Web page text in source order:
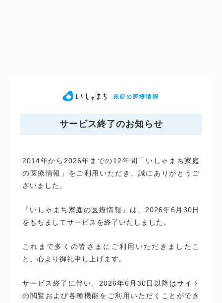
サービス終了のお知らせ
2014年から2026年までの12年間「いしゃまち家庭
の医療情報」をご利用いただき、誠にありがとうご
ざいました。
「いしゃまち家庭の医療情報」は、2026年6月30日
をもちましてサービスを終了いたしました。
これまで多くの皆さまにご利用いただきましたこ
と、心より御礼申し上げます。
サービス終了に伴い、2026年6月30日以降はサイト
の閲覧および各種機能をご利用いただくことができ